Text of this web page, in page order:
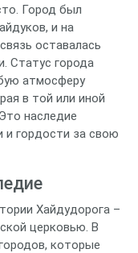
Город был
и на
оставалась
Статус города
атмосферу
в той или иной
наследие
и гордости за свою
Хайдудорога –
церковью. В
которые